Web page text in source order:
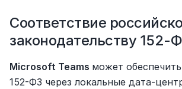
Соответствие
законодательству 152-
Microsoft Teams может
152-ФЗ через локальные дата-